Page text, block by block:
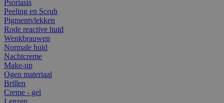
Psoriasis
Peeling en Scrub
Pigmentvlekken
Rode reactive huid
Wenkbrauwen
Normale huid
Nachtcreme
Make-up
Ogen materiaal
Brillen
Creme - gel
Lenzen